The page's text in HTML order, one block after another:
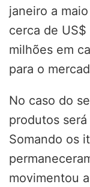
janeiro a
cerca de US$
milhões em
para o
No caso do
produtos
Somando os
movimentou